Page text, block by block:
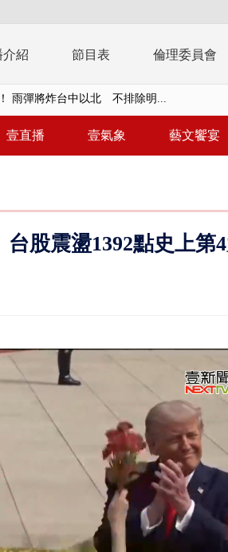
介紹 節目表 倫理委員會
取消！ 滯留旅客「拚手速」搶...
園槍擊！ 14歲槍手開火釀多師...
「一鴨三吃」、「客家攪福」...
雨彈將炸台中以北 不排除明...
壹直播 壹氣象 藝文饗宴
股震盪1392點史上第